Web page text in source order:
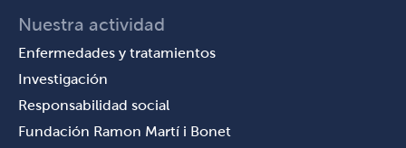
Nuestra actividad
Enfermedades y tratamientos
Investigación
Responsabilidad social
Fundación Ramon Martí i Bonet